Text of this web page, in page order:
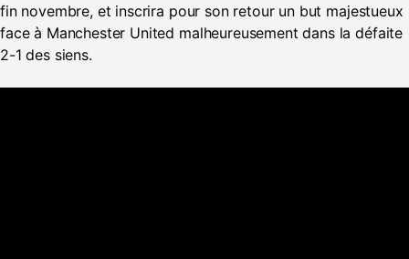
fin novembre, et inscrira pour son retour un but majestueux
face à Manchester United malheureusement dans la défaite
2-1 des siens.